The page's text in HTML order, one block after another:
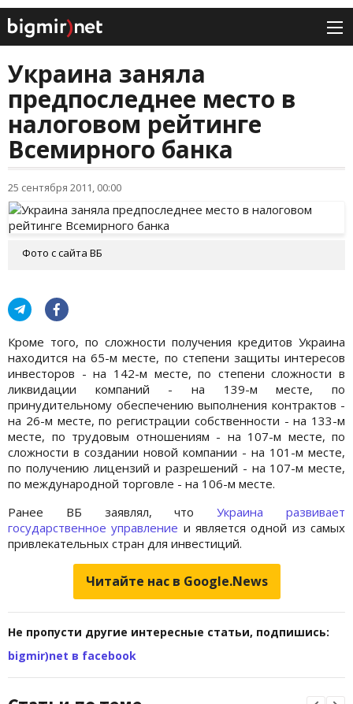
Украина заняла
предпоследнее место в
налоговом рейтинге
Всемирного банка
25 сентября 2011, 00:00
Фото с сайта ВБ
Кроме того, по сложности получения кредитов Украина
находится на 65-м месте, по степени защиты интересов
инвесторов - на 142-м месте, по степени сложности в
ликвидации компаний - на 139-м месте, по
принудительному обеспечению выполнения контрактов -
на 26-м месте, по регистрации собственности - на 133-м
месте, по трудовым отношениям - на 107-м месте, по
сложности в создании новой компании - на 101-м месте,
по получению лицензий и разрешений - на 107-м месте,
по международной торговле - на 106-м месте.
Ранее ВБ заявлял, чтоУкраина развивает
государственное управление и является одной из самых
привлекательных стран для инвестиций.
Читайте нас в Google.News
Не пропусти другие интересные статьи, подпишись:
bigmir)net в facebook